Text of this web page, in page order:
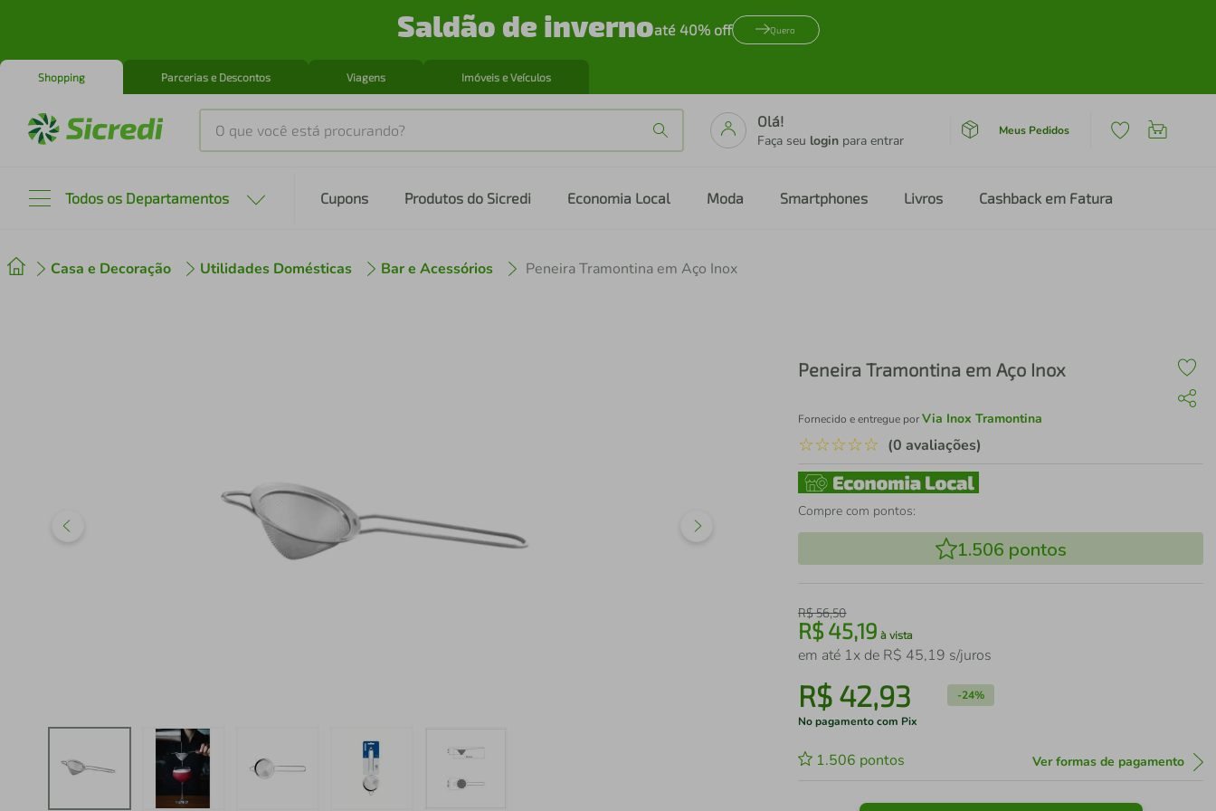
Saldão de invernoaté 40% off Quero
Shopping Parcerias e Descontos Viagens Imóveis e Veículos
O que você está procurando?
Olá!
Faça seu login para entrar
Meus Pedidos
Todos os Departamentos Cupons Produtos do Sicredi Economia Local Moda Smartphones Livros Cashback em Fatura
Casa e Decoração Utilidades Domésticas Bar e Acessórios Peneira Tramontina em Aço Inox
Peneira Tramontina em Aço Inox
Fornecido e entregue porVia Inox Tramontina
☆☆☆☆☆ (0 avaliações)
Compre com pontos:
1.506 pontos
R$56,50
R$45,19 à vista
em até 1x de R$ 45,19 s/juros
R$ 42,93 -24%
No pagamento com Pix
1.506 pontos Ver formas de pagamento
º cafeteira